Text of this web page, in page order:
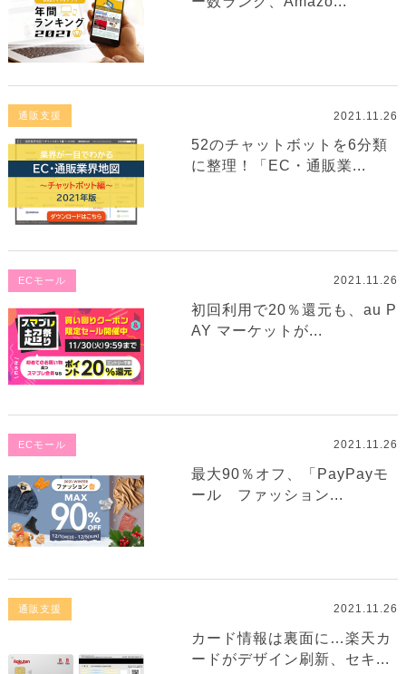
通販支援 2021.11.26
52のチャットボットを6分類
に整理！「EC・通販業...
ECモール 2021.11.26
初回利用で20％還元も、au P
AY マーケットが...
ECモール 2021.11.26
最大90％オフ、「PayPayモ
ール ファッション...
通販支援 2021.11.26
カード情報は裏面に…楽天カ
ードがデザイン刷新、セキ...